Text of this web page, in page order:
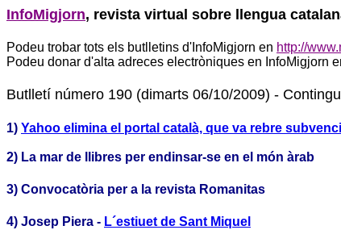
InfoMigjorn, revista virtual sobre llengua
Podeu trobar tots els butlletins d'InfoMigjorn en http://
Podeu donar d'alta adreces electròniques en InfoMigjorn
Butlletí número 190 (dimarts 06/10/2009) -
1) Yahoo elimina el portal català, que va rebre
2) La mar de llibres per endinsar-se en el món àrab
3) Convocatòria per a la revista Romanitas
4) Josep Piera - L´estiuet de Sant Miquel